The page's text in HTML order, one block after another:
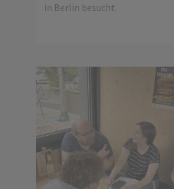
in Berlin besucht.